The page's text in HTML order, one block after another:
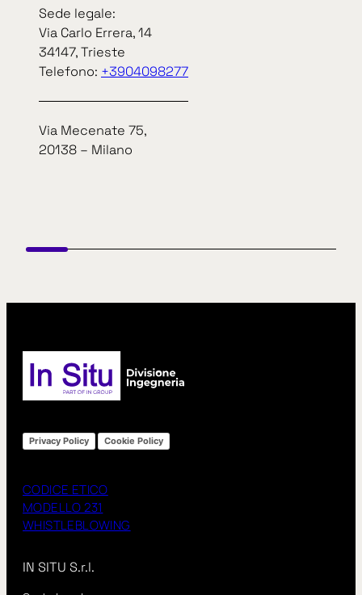
Sede legale:
Via Carlo Errera, 14
34147, Trieste
Telefono: +3904098277
Via Mecenate 75,
20138 – Milano
Fiume Dora Riparia al Km 3+700 in Comune Di
Alpignano (S.P. N. 178 di Alpignano) – 1° e 2° stralcio.
Privacy Policy Cookie Policy
CODICE ETICO
MODELLO 231
WHISTLEBLOWING
IN SITU S.r.l.